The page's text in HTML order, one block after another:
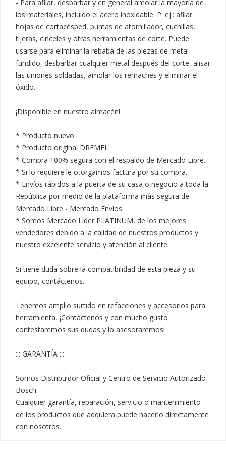
- Para afilar, desbarbar y en general amolar la mayoría de
los materiales, incluido el acero inoxidable. P. ej.: afilar
hojas de cortacésped, puntas de atornillador, cuchillas,
tijeras, cinceles y otras herramientas de corte. Puede
usarse para eliminar la rebaba de las piezas de metal
fundido, desbarbar cualquier metal después del corte, alisar
las uniones soldadas, amolar los remaches y eliminar el
óxido.
¡Disponible en nuestro almacén!
* Producto nuevo.
* Producto original DREMEL.
* Compra 100% segura con el respaldo de Mercado Libre.
* Si lo requiere le otorgamos factura por su compra.
* Envíos rápidos a la puerta de su casa o negocio a toda la
República por medio de la plataforma más segura de
Mercado Libre - Mercado Envíos.
* Somos Mercado Líder PLATINUM, de los mejores
vendedores debido a la calidad de nuestros productos y
nuestro excelente servicio y atención al cliente.
Si tiene duda sobre la compatibilidad de esta pieza y su
equipo, contáctenos.
Tenemos amplio surtido en refacciones y accesorios para
herramienta, ¡Contáctenos y con mucho gusto
contestaremos sus dudas y lo asesoraremos!
::: GARANTÍA :::
Somos Distribuidor Oficial y Centro de Servicio Autorizado
Bosch.
Cualquier garantía, reparación, servicio o mantenimiento
de los productos que adquiera puede hacerlo directamente
con nosotros.